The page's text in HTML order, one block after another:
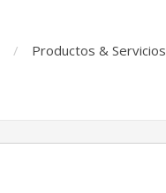
Productos & Servicios